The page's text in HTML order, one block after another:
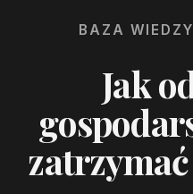
BAZA WIEDZY
Jak